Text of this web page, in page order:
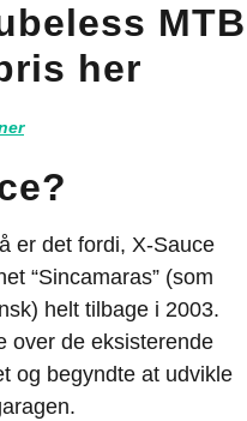
MTB
her
er det fordi, X-Sauce
“Sincamaras” (som
helt tilbage i 2003.
over de eksisterende
og begyndte at udvikle